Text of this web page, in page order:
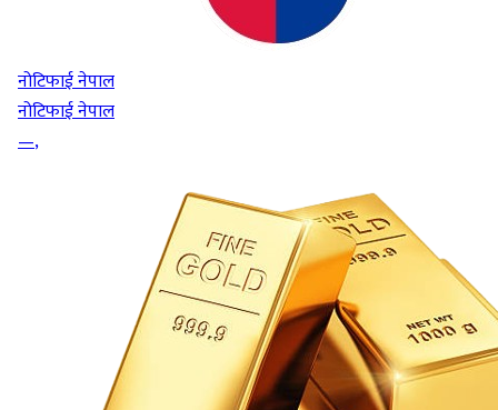
नोटिफाई नेपाल
नोटिफाई नेपाल
—,